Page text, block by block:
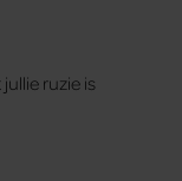
ruzie is